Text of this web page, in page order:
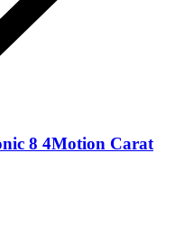
8 4Motion Carat